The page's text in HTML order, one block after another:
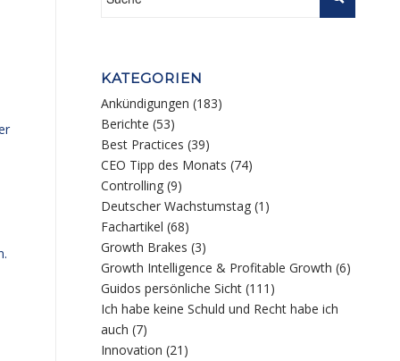
KATEGORIEN
Ankündigungen (183)
Berichte (53)
Best Practices (39)
CEO Tipp des Monats (74)
Controlling (9)
Deutscher Wachstumstag (1)
Fachartikel (68)
Growth Brakes (3)
Growth Intelligence & Profitable Growth (6)
Guidos persönliche Sicht (111)
Ich habe keine Schuld und Recht habe ich
auch (7)
Innovation (21)